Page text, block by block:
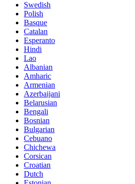
Swedish
Polish
Basque
Catalan
Esperanto
Hindi
Lao
Albanian
Amharic
Armenian
Azerbaijani
Belarusian
Bengali
Bosnian
Bulgarian
Cebuano
Chichewa
Corsican
Croatian
Dutch